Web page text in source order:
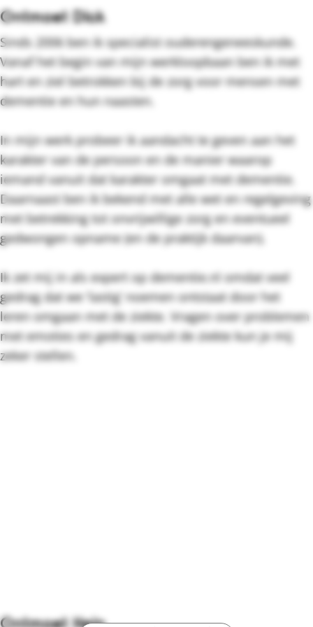
Ontmoet Dick
Sinds 2006 ben ik specialist ouderengeneeskunde.
Vanaf het begin van mijn werkloopbaan ben ik met
hart en ziel betrokken bij de zorg voor mensen met
dementie en hun naasten.
In mijn werk probeer ik aandacht te geven aan het
karakter van de persoon en de manier waarop
iemand vanuit dat karakter omgaat met dementie.
Daarnaast ben ik bekend met alle wet en regelgeving
met betrekking tot onvrijwillige zorg en eventueel
gedwongen opname (en de praktijk daarvan).
Ik zet mij in als expert op dementie.nl omdat veel
gedrag dat we ‘lastig’ noemen ontstaat door het
leren omgaan met de ziekte. Vragen over problemen
met emoties en gedrag vanuit de ziekte kun je mij
zeker stellen.